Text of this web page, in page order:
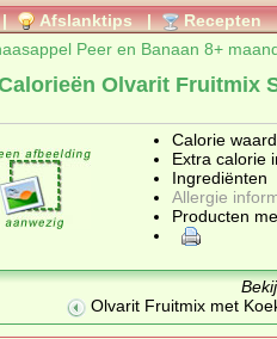
Afslanktips | Recepten
Peer en Banaan 8+
Olvarit Fruitmix
Calorie
Extra calorie
Ingrediënten
Allergie
Producten
Olvarit Fruitmix met